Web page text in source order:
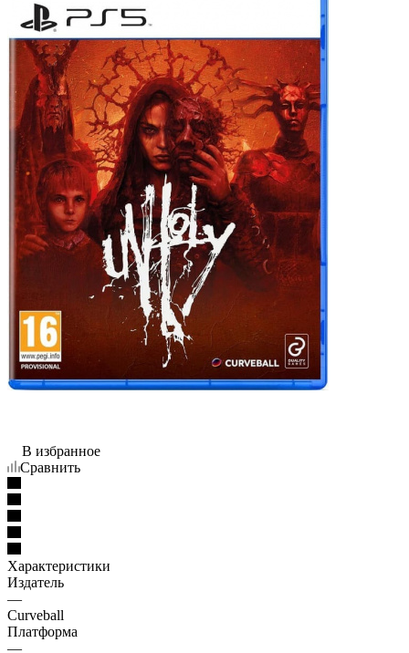
В избранное
Сравнить
Характеристики
Издатель
—
Curveball
Платформа
—